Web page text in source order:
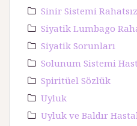
Sinir Sistemi
Siyatik Lumbago
Siyatik Sorunları
Solunum Sistemi
Spiritüel Sözlük
Uyluk
Uyluk ve Baldır